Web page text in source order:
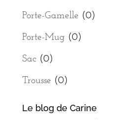
Porte-Gamelle (0)
Porte-Mug (0)
Sac (0)
Trousse (0)
Le blog de Carine